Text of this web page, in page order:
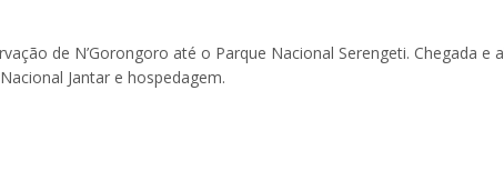
de N’Gorongoro até o Parque Nacional Serengeti. Chegada e
Jantar e hospedagem.